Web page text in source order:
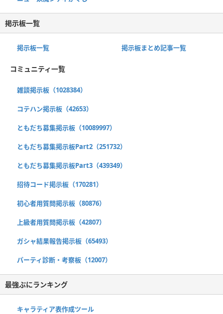
掲示板一覧
掲示板一覧 掲示板まとめ記事一覧
コミュニティ一覧
雑談掲示板（1028384）
コテハン掲示板（42653）
ともだち募集掲示板（10089997）
ともだち募集掲示板Part2（251732）
ともだち募集掲示板Part3（439349）
招待コード掲示板（170281）
初心者用質問掲示板（80876）
上級者用質問掲示板（42807）
ガシャ結果報告掲示板（65493）
パーティ診断・考察板（12007）
最強ぷにランキング
キャラティア表作成ツール